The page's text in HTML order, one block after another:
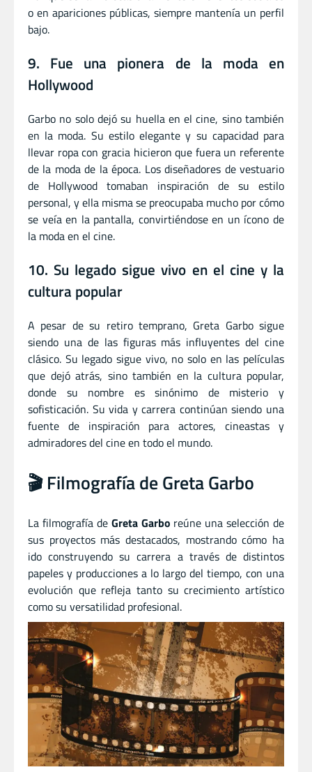
o en apariciones públicas, siempre mantenía un perfil
bajo.
9. Fue una pionera de la moda en
Hollywood
Garbo no solo dejó su huella en el cine, sino también
en la moda. Su estilo elegante y su capacidad para
llevar ropa con gracia hicieron que fuera un referente
de la moda de la época. Los diseñadores de vestuario
de Hollywood tomaban inspiración de su estilo
personal, y ella misma se preocupaba mucho por cómo
se veía en la pantalla, convirtiéndose en un ícono de
la moda en el cine.
10. Su legado sigue vivo en el cine y la
cultura popular
A pesar de su retiro temprano, Greta Garbo sigue
siendo una de las figuras más influyentes del cine
clásico. Su legado sigue vivo, no solo en las películas
que dejó atrás, sino también en la cultura popular,
donde su nombre es sinónimo de misterio y
sofisticación. Su vida y carrera continúan siendo una
fuente de inspiración para actores, cineastas y
admiradores del cine en todo el mundo.
🎬 Filmografía de Greta Garbo
La filmografía de Greta Garbo reúne una selección de
sus proyectos más destacados, mostrando cómo ha
ido construyendo su carrera a través de distintos
papeles y producciones a lo largo del tiempo, con una
evolución que refleja tanto su crecimiento artístico
como su versatilidad profesional.